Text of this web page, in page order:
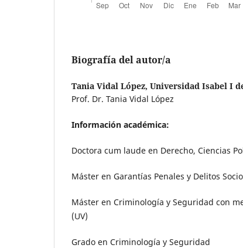
Biografía del autor/a
Tania Vidal López, Universidad Isabel I
Prof. Dr. Tania Vidal López
Información académica:
Doctora cum laude en Derecho, Ciencias
Máster en Garantías Penales y Delitos
Máster en Criminología y Seguridad con
(UV)
Grado en Criminología y Seguridad